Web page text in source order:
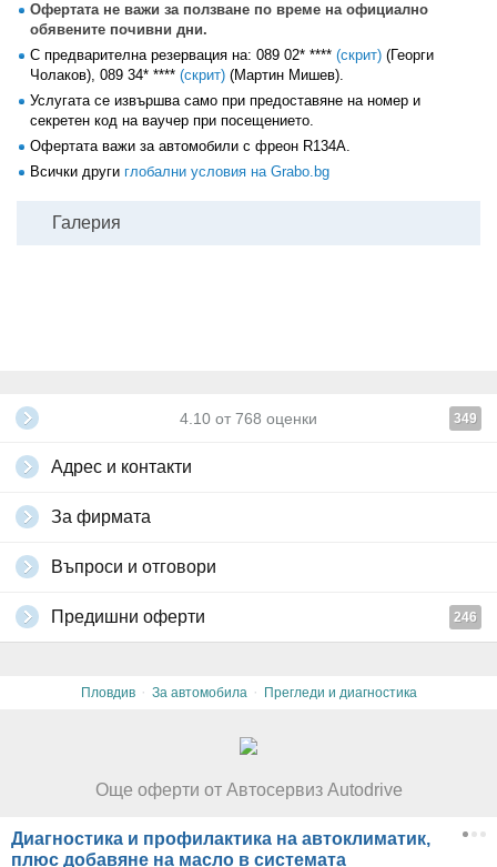
Офертата не важи за ползване по време на официално
обявените почивни дни.
С предварителна резервация на: 089 02* **** (скрит) (Георги
Чолаков), 089 34* **** (скрит) (Мартин Мишев).
Услугата се извършва само при предоставяне на номер и
секретен код на ваучер при посещението.
Офертата важи за автомобили с фреон R134A.
Всички други глобални условия на Grabo.bg
Галерия
4.10 от 768 оценки 349
Адрес и контакти
За фирмата
Въпроси и отговори
Предишни оферти 246
Пловдив · За автомобила · Прегледи и диагностика
Още оферти от Автосервиз Autodrive
Диагностика и профилактика на автоклиматик,
плюс добавяне на масло в системата